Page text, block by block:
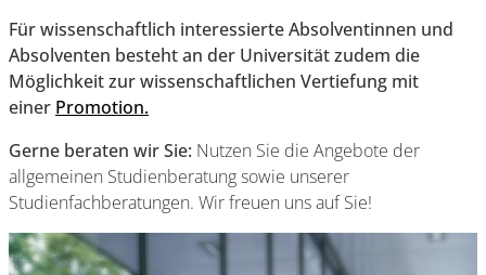
Für wissenschaftlich interessierte Absolventinnen und
Absolventen besteht an der Universität zudem die
Möglichkeit zur wissenschaftlichen Vertiefung mit
einer Promotion.
Gerne beraten wir Sie: Nutzen Sie die Angebote der
allgemeinen Studienberatung sowie unserer
Studienfachberatungen. Wir freuen uns auf Sie!